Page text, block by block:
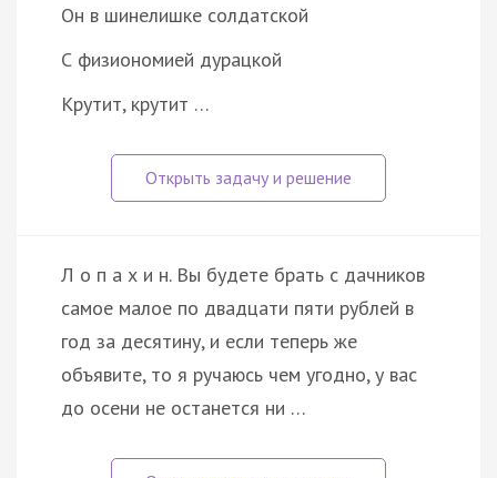
Он в шинелишке солдатской
С физиономией дурацкой
Крутит, крутит …
Л о п а х и н. Вы будете брать с дачников
самое малое по двадцати пяти рублей в
год за десятину, и если теперь же
объявите, то я ручаюсь чем угодно, у вас
до осени не останется ни …